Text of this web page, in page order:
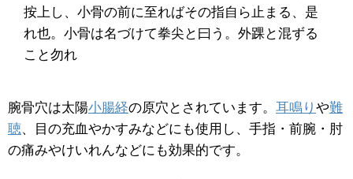
按上し、小骨の前に至ればその指自ら止まる、是
れ也。小骨は名づけて拳尖と曰う。外踝と混ずる
こと勿れ
腕骨穴は太陽小腸経の原穴とされています。 耳鳴り や難
聴、目の充血やかすみなどにも使用し、手指・前腕・肘
の痛みやけいれんなどにも効果的です。